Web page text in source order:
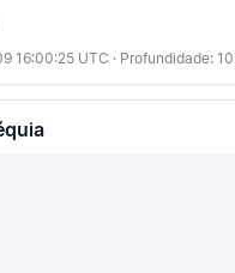
16:00:25 UTC · Profundidade: